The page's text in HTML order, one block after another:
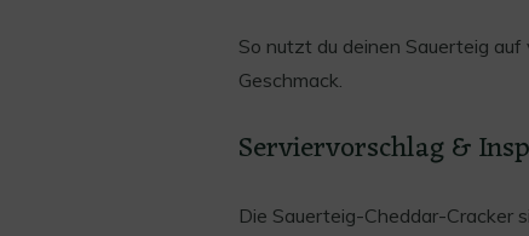
So nutzt du deinen Sauerteig
Geschmack.
Serviervorschlag &
Die Sauerteig-Cheddar-Cracker